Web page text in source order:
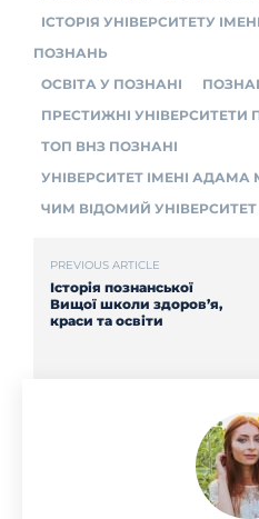
ІСТОРІЯ УНІВЕРСИТЕТУ
ПОЗНАНЬ
ОСВІТА У ПОЗНАНІ
ПРЕСТИЖНІ УНІВЕРСИТЕТИ
ТОП ВНЗ ПОЗНАНІ
УНІВЕРСИТЕТ ІМЕНІ
ЧИМ ВІДОМИЙ
PREVIOUS ARTICLE
Історія познанської
Вищої школи здоров’я,
краси та освіти